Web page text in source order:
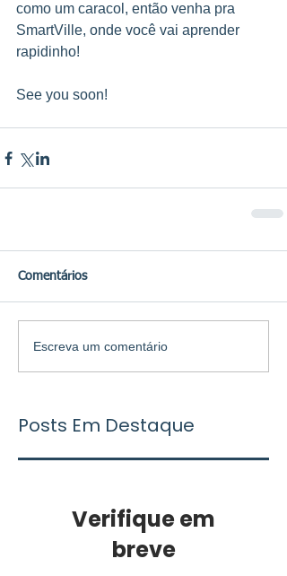
como um caracol, então venha pra
SmartVille, onde você vai aprender
rapidinho!
See you soon!
Comentários
Escreva um comentário
Posts Em Destaque
Verifique em
breve